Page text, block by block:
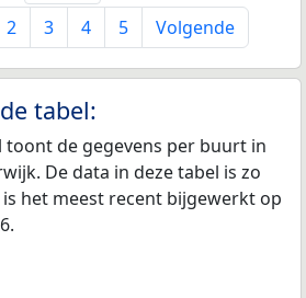
2 3 4 5 Volgende
tabel:
toont de gegevens per buurt in
De data in deze tabel is zo
het meest recent bijgewerkt op